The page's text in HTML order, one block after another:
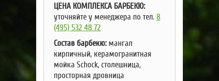
ЦЕНА КОМПЛЕКСА БАРБЕКЮ:
уточняйте у менеджера по тел.8
(495) 532 48 72
Состав барбекю: мангал
кирпичный, керамогранитная
мойка Schock, столешница,
просторная дровница